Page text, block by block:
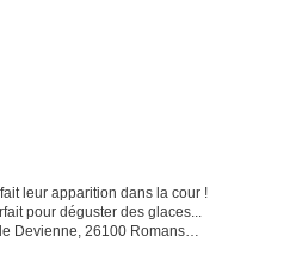
leur apparition dans la cour !
pour déguster des glaces...
Devienne, 26100 Romans